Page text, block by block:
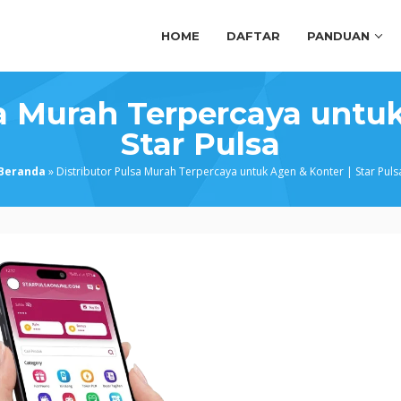
HOME DAFTAR PANDUAN
Terpercaya
Star Pulsa
» Distributor Pulsa Murah Terpercaya untuk Agen & Konter | Star